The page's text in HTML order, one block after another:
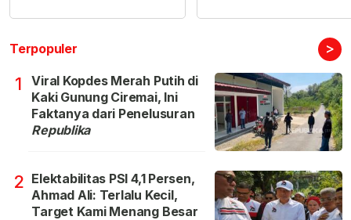
Terpopuler >
1
Viral Kopdes Merah Putih di
Kaki Gunung Ciremai, Ini
Faktanya dari Penelusuran
Republika
2 Elektabilitas PSI 4,1 Persen,
Ahmad Ali: Terlalu Kecil,
Target Kami Menang Besar